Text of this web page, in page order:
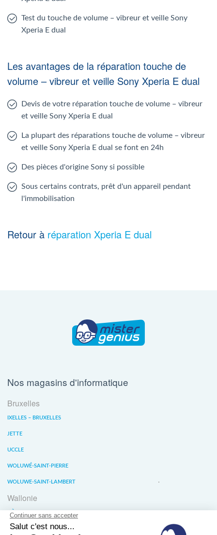
Test du touche de volume – vibreur et veille Sony
Xperia E dual
Les avantages de la réparation touche de
volume – vibreur et veille Sony Xperia E dual
Devis de votre réparation touche de volume – vibreur
et veille Sony Xperia E dual
La plupart des réparations touche de volume – vibreur
et veille Sony Xperia E dual se font en 24h
Des pièces d'origine Sony si possible
Sous certains contrats, prêt d'un appareil pendant
l'immobilisation
Retour à réparation Xperia E dual
Nos magasins d'informatique
Bruxelles
IXELLES – BRUXELLES
JETTE
UCCLE
WOLUWÉ-SAINT-PIERRE
WOLUWE-SAINT-LAMBERT
Wallonie
LIÈGE
WATERLOO